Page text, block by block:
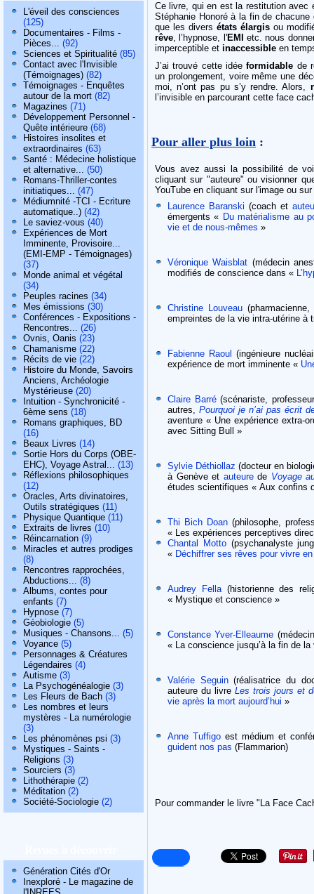
L'éveil des consciences
(125)
Documentaires - Films -
Pièces... (92)
Sciences et Spiritualité (85)
Contact avec l'Invisible
(Témoignages) (82)
Témoignages - Enquêtes
autour de la mort (82)
Magazines (71)
Développement Personnel -
Quête intérieure (68)
Histoires insolites et
extraordinaires (63)
Santé : Médecine holistique
et alternative... (50)
Romans-Thriller-contes
initiatiques... (47)
Médiumnité -TCI - Ecriture
automatique..) (42)
Le saviez-vous (40)
Expériences de Mort
Imminente, Provisoire...
(EMI-EMP - Témoignages)
(37)
Monde animal et végétal
(34)
Peuples racines (34)
Mes émissions (30)
Conférences - Expositions -
Rencontres... (26)
Ovnis, Oanis (23)
Chamanisme (22)
Récits de vie (22)
Histoire du Monde, Savoirs
Anciens, Archéologie
Mystérieuse (20)
Intuition - Synchronicité -
6ème sens (18)
Romans graphiques, BD
(16)
Beaux Livres (14)
Sortie Hors du Corps (OBE-
EHC), Voyage Astral... (13)
Réflexions philosophiques
(12)
Oracles, Arts divinatoires,
Outils stratégiques (11)
Physique Quantique (11)
Extraits de livres (10)
Réincarnation (9)
Miracles et autres prodiges
(8)
Rencontres rapprochées,
Abductions... (8)
Albums, contes pour
enfants (7)
Hypnose (7)
Géobiologie (5)
Musiques - Chansons... (5)
Voyance (5)
Personnages & Créatures
Légendaires (4)
Autisme (3)
La Psychogénéalogie (3)
Les Fleurs de Bach (3)
Les nombres et leurs
mystères - La numérologie
(3)
Les phénomènes psi (3)
Mystiques - Saints -
Religions (3)
Sourciers (3)
Lithothérapie (2)
Méditation (2)
Société-Sociologie (2)
Génération Cités d'Or
Inexploré - Le magazine de
Ce livre, qui en est la restitution avec
Stéphanie Honoré à la fin de
que les diversétats élargis ou
rêve, l’hypnose, l'EMI
etc. nous
imperceptible et inaccessible en
J’ai trouvé cette idéeformidable de
un prolongement, voire même une
moi, n’ont pas pu s’y rendre. Alors,
l’invisible en parcourant cette face
Pour aller plus loin :
Vous avez aussi la possibilité de
cliquant sur "auteure" ou visionner
YouTube en cliquant sur l'image ou
Laurence Baranski (coach et
émergents « Du matérialisme au
vie et de nous-mêmes »
Véronique Waisblat (médecin
modifiés de conscience dans «
Christine Louveau
empreintes de la vie intra-utérine à
Fabienne Raoul (ingénieure
expérience de mort imminente «
Claire Barré(scénariste,
autres, Pourquoi je n’ai pas écrit
aventure « Une expérience extra-
avec Sitting Bull »
Sylvie Déthiollaz (docteur en
à Genève et auteurede Voyage
études scientifiques « Aux confins
Thi Bich Doan(philosophe,
« Les expériences perceptives
Chantal Motto(psychanalyste
« Déchiffrer ses rêves pour vivre
Audrey Fella(historienne des
« Mystique et conscience »
Constance Yver-Elleaume
« La conscience jusqu’à la fin de la
Valérie Seguin(réalisatrice du
auteure du livreLes trois jours et
vie après la mort aujourd’hui »
Anne Tuffigo est médium et
guident nos pas (Flammarion)
Pour commander le livre "La Face